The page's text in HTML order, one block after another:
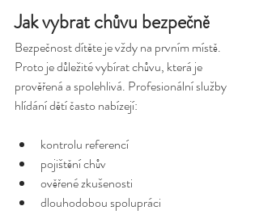
Jak vybrat chůvu bezpečně
Bezpečnost dítěte je vždy na prvním místě.
Proto je důležité vybírat chůvu, která je
prověřená a spolehlivá. Profesionální služby
hlídání dětí často nabízejí:
kontrolu referencí
pojištění chův
ověřené zkušenosti
dlouhodobou spolupráci